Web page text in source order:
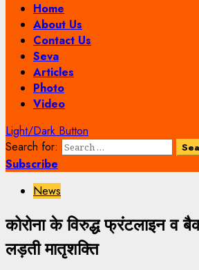
Home
About Us
Contact Us
Seva
Articles
Photo
Video
Light/Dark Button
Search for:
Subscribe
News
कोरोना के विरुद्ध फ्रंटलाइन व
लड़ती मातृशक्ति